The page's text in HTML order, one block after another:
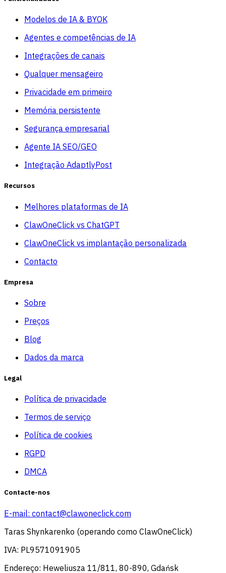
Modelos de IA & BYOK
Agentes e competências de IA
Integrações de canais
Qualquer mensageiro
Privacidade em primeiro
Memória persistente
Segurança empresarial
Agente IA SEO/GEO
Integração AdaptlyPost
Recursos
Melhores plataformas de IA
ClawOneClick vs ChatGPT
ClawOneClick vs implantação personalizada
Contacto
Empresa
Sobre
Preços
Blog
Dados da marca
Legal
Política de privacidade
Termos de serviço
Política de cookies
RGPD
DMCA
Contacte-nos
E-mail: contact@clawoneclick.com
Taras Shynkarenko (operando como ClawOneClick)
IVA: PL9571091905
Endereço: Heweliusza 11/811, 80-890, Gdańsk